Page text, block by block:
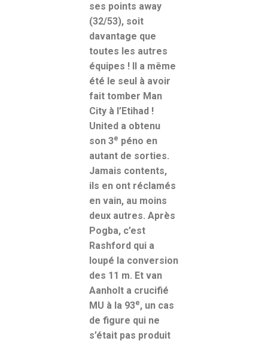
ses points away
(32/53), soit
davantage que
toutes les autres
équipes ! Il a même
été le seul à avoir
fait tomber Man
City à l’Etihad !
United a obtenu
son 3e péno en
autant de sorties.
Jamais contents,
ils en ont réclamés
en vain, au moins
deux autres. Après
Pogba, c’est
Rashford qui a
loupé la conversion
des 11 m. Et van
Aanholt a crucifié
MU à la 93e, un cas
de figure qui ne
s’était pas produit